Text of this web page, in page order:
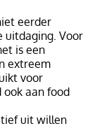
eerder
uitdaging. Voor
is een
extreem
voor
aan food
uit willen